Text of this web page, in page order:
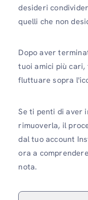
desideri
quelli che non
Dopo aver
tuoi amici più cari,
fluttuare sopra
Se ti penti di aver
rimuoverla, il
dal tuo account
ora a
nota.